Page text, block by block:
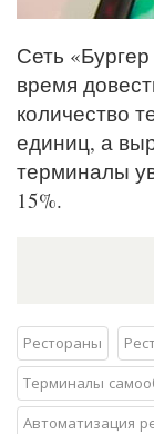
Сеть
время
количество
единиц, а
терминалы
15%.
Рестораны
Терминалы
Автоматизация